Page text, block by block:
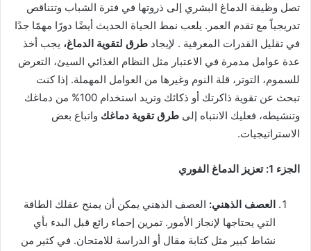
تصل وظيفة الدماغ البشري إلى ذروتها في فترة الشباب وتتناقص
تدريجياً مع تقدم العمر. يلعب نمط الحياة الحديث أيضًا دورًا مهمًا جدًا
في تقليل القدرات المعرفية . لإيجاد طرق لتقوية الدماغ، يجب أخذ
عدة عوامل مدمرة في الاعتبار مثل النظام الغذائي السيئ، التعرض
للسموم، التوتر، قلة النوم وغيرها من العوامل المهملة. إذا كنت
تبحث عن تقوية ذاكرتك أو ذكائك وتريد استخدام 100% من دماغك
وتنشيطه، فعليك الانتباه إلى طرق تقوية دماغك واتباع بعض
الاستراتيجيات.
الجزء 1: تعزيز الدماغ الفوري
العصف الذهني: العصف الذهني يمكن أن يمنح عقلك الطاقة
التي يحتاجها لإنجاز الأمور. تمرين إحماء رائع قبل البدء بأي
نشاط كبير مثل كتابة مقال أو الدراسة للامتحان. في كثير من